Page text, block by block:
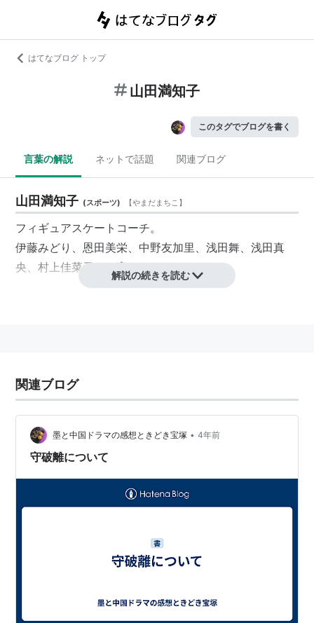
はてなブログ トップ
山田満知子
このタグでブログを書く
言葉の解説 ネットで話題 関連ブログ
山田満知子 (スポーツ) 【やまだまちこ 】
フィギュアスケートコーチ。
伊藤みどり、恩田美栄、中野友加里、浅田舞、浅田真
央、村上佳菜子らを育てている。
解説の続きを読む
関連ブログ
墨と中国ドラマの感想ときどき宝塚 • 4年前
守破離について